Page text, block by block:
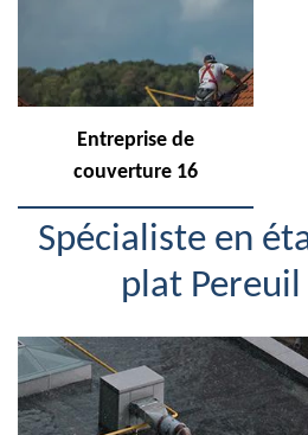
Entreprise de
couverture 16
Spécialiste en
plat